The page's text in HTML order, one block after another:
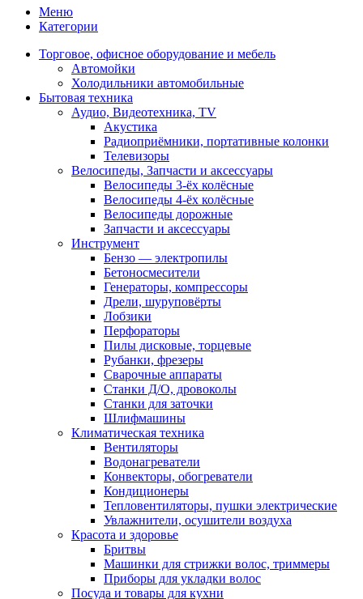
Меню
Категории
Торговое, офисное оборудование и мебель
Автомойки
Холодильники автомобильные
Бытовая техника
Аудио, Видеотехника, TV
Акустика
Радиоприёмники, портативные колонки
Телевизоры
Велосипеды, Запчасти и аксессуары
Велосипеды 3-ёх колёсные
Велосипеды 4-ёх колёсные
Велосипеды дорожные
Запчасти и аксессуары
Инструмент
Бензо — электропилы
Бетоносмесители
Генераторы, компрессоры
Дрели, шуруповёрты
Лобзики
Перфораторы
Пилы дисковые, торцевые
Рубанки, фрезеры
Сварочные аппараты
Станки Д/О, дровоколы
Станки для заточки
Шлифмашины
Климатическая техника
Вентиляторы
Водонагреватели
Конвекторы, обогреватели
Кондиционеры
Тепловентиляторы, пушки электрические
Увлажнители, осушители воздуха
Красота и здоровье
Бритвы
Машинки для стрижки волос, триммеры
Приборы для укладки волос
Посуда и товары для кухни